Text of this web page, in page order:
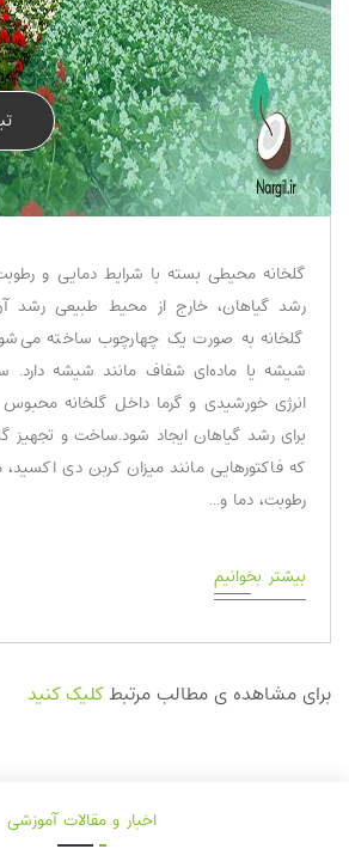
گلخانه محیطی بسته با شرایط دمایی و
رشد گیاهان، خارج از محیط طبیعی رشد
گلخانه به صورت یک چهارچوب ساخته
شیشه یا ماده‌ای شفاف مانند شیشه
انرژی خورشیدی و گرما داخل گلخانه محبوس
برای رشد گیاهان ایجاد شود.ساخت و تجهیز
که فاکتور‌هایی مانند میزان کربن دی
رطوبت، دما و...
بیشتر بخوانیم
برای مشاهده ی مطالب مرتبطکلیک کنید
اخبار و مقالات آموزشی